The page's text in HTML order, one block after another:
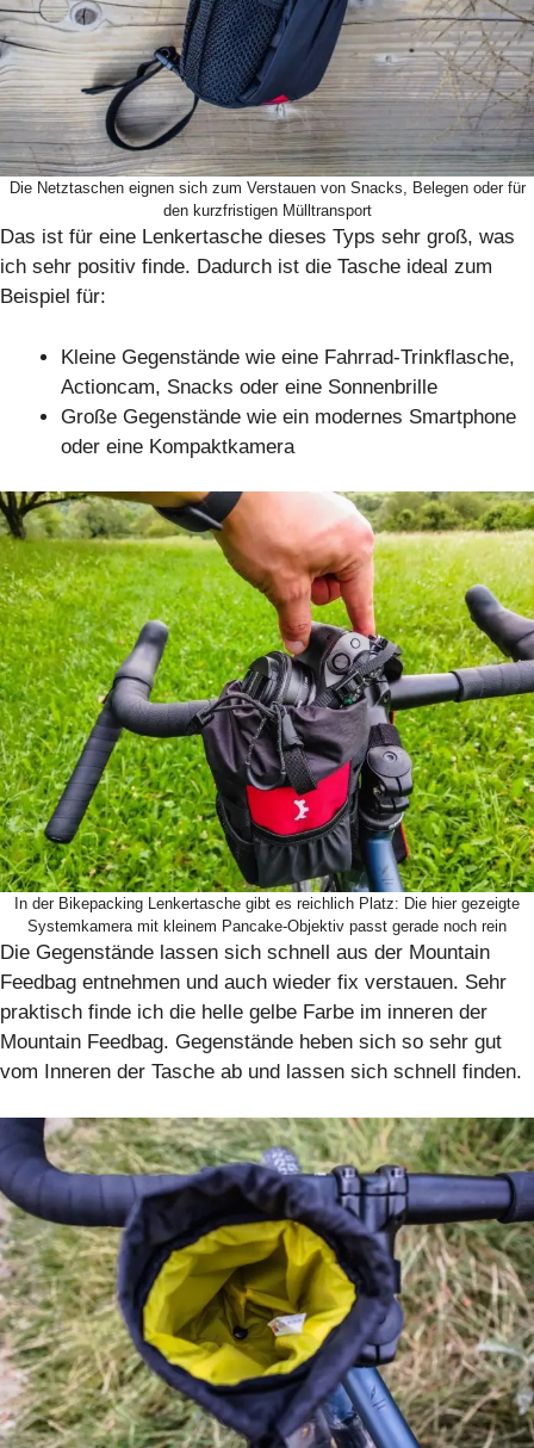
Die Netztaschen eignen sich zum Verstauen von Snacks, Belegen oder für
den kurzfristigen Mülltransport
Das ist für eine Lenkertasche dieses Typs sehr groß, was
ich sehr positiv finde. Dadurch ist die Tasche ideal zum
Beispiel für:
Kleine Gegenstände wie eine Fahrrad-Trinkflasche,
Actioncam, Snacks oder eine Sonnenbrille
Große Gegenstände wie ein modernes Smartphone
oder eine Kompaktkamera
In der Bikepacking Lenkertasche gibt es reichlich Platz: Die hier gezeigte
Systemkamera mit kleinem Pancake-Objektiv passt gerade noch rein
Die Gegenstände lassen sich schnell aus der Mountain
Feedbag entnehmen und auch wieder fix verstauen. Sehr
praktisch finde ich die helle gelbe Farbe im inneren der
Mountain Feedbag. Gegenstände heben sich so sehr gut
vom Inneren der Tasche ab und lassen sich schnell finden.